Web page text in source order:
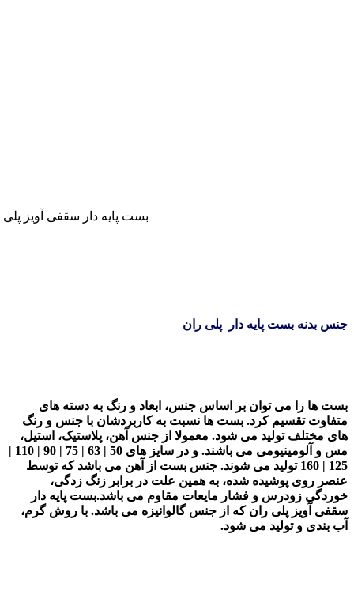
بست پایه دار سقفی آویز
جنس بدنه بست پایه دار پلی ران
بست ها را می توان بر اساس جنس، ابعاد و رنگ به دسته های
متفاوت تقسیم کرد. بست ها نسبت به کاربردشان با جنس و رنگ
های مختلف تولید می شود. معمولا از جنس آهن، پلاستیک، استیل،
مس و آلومینیومی می باشند. و در سایز های 50 | 63 | 75 | 90 | 110 |
125 | 160 تولید می شوند. جنس
بست از آهن می باشد که توسط
عنصر روی پوشیده شده، به همین علت در برابر زنگ زدگی،
خوردگی زودرس و فشار مایعات مقاوم می باشد.بست پایه دار
سقفی آویز پلی ران که از جنس گالوانیزه می باشد. با روش گرم،
آب بندی و تولید می شود.